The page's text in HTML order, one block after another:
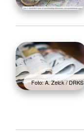
Foto: A. Zelck / DRKS